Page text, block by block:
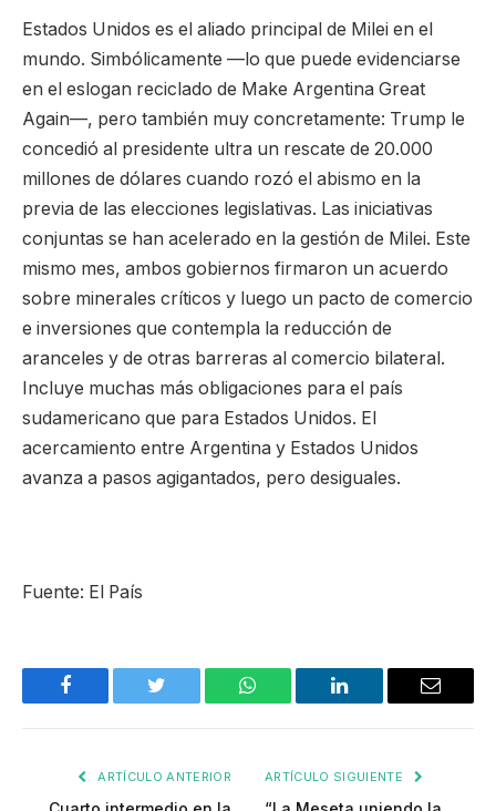
Estados Unidos es el aliado principal de Milei en el
mundo. Simbólicamente —lo que puede evidenciarse
en el eslogan reciclado de Make Argentina Great
Again—, pero también muy concretamente: Trump le
concedió al presidente ultra un rescate de 20.000
millones de dólares cuando rozó el abismo en la
previa de las elecciones legislativas. Las iniciativas
conjuntas se han acelerado en la gestión de Milei. Este
mismo mes, ambos gobiernos firmaron un acuerdo
sobre minerales críticos y luego un pacto de comercio
e inversiones que contempla la reducción de
aranceles y de otras barreras al comercio bilateral.
Incluye muchas más obligaciones para el país
sudamericano que para Estados Unidos. El
acercamiento entre Argentina y Estados Unidos
avanza a pasos agigantados, pero desiguales.
Fuente: El País
Facebook Twitter WhatsApp LinkedIn Email
ARTÍCULO ANTERIOR ARTÍCULO SIGUIENTE